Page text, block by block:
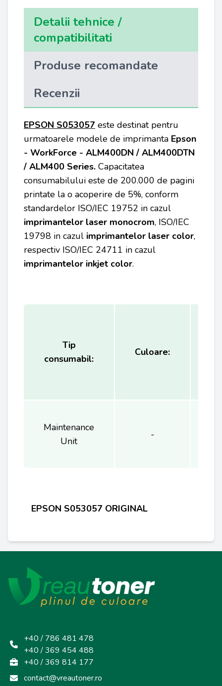
Detalii tehnice /
compatibilitati
Produse recomandate
Recenzii
EPSON S053057 este destinat pentru
urmatoarele modele de imprimanta Epson
- WorkForce - ALM400DN / ALM400DTN
/ ALM400 Series. Capacitatea
consumabilului este de 200.000 de pagini
printate la o acoperire de 5%, conform
standardelor ISO/IEC 19752 in cazul
imprimantelor laser monocrom, ISO/IEC
19798 in cazul imprimantelor laser color,
respectiv ISO/IEC 24711 in cazul
imprimantelor inkjet color.
Tip
consumabil:
Culoare:
Maintenance
Unit
-
EPSON S053057 ORIGINAL
+40 / 786 481 478
+40 / 369 454 488
+40 / 369 814 177
contact@vreautoner.ro